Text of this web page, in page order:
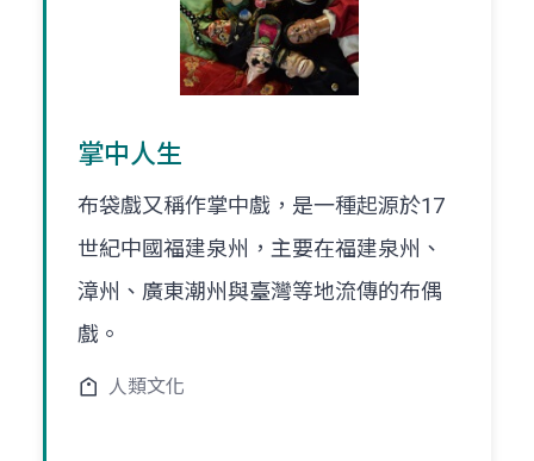
掌中人生
布袋戲又稱作掌中戲，是一種起源於17
世紀中國福建泉州，主要在福建泉州、
漳州、廣東潮州與臺灣等地流傳的布偶
戲。
人類文化